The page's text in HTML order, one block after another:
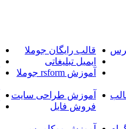
قالب رایگان جوملا
ایمیل تبلیغاتی
آموزش rsform جوملا
آموزش طراحی سایت
فروش فایل